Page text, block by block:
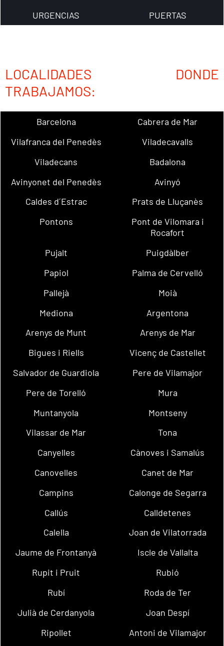
URGENCIAS
PUERTAS
LOCALIDADES DONDE
TRABAJAMOS:
Barcelona
Cabrera de Mar
Vilafranca del Penedès
Viladecavalls
Viladecans
Badalona
Avinyonet del Penedès
Avinyó
Caldes d´Estrac
Prats de Lluçanès
Pontons
Pont de Vilomara i
Rocafort
Pujalt
Puigdàlber
Papiol
Palma de Cervelló
Pallejà
Moià
Mediona
Argentona
Arenys de Munt
Arenys de Mar
Bigues i Riells
Vicenç de Castellet
Salvador de Guardiola
Pere de Vilamajor
Pere de Torelló
Mura
Muntanyola
Montseny
Vilassar de Mar
Tona
Canyelles
Cànoves i Samalús
Canovelles
Canet de Mar
Campins
Calonge de Segarra
Callús
Calldetenes
Calella
Joan de Vilatorrada
Jaume de Frontanyà
Iscle de Vallalta
Rupit i Pruit
Rubió
Rubí
Roda de Ter
Julià de Cerdanyola
Joan Despí
Ripollet
Antoni de Vilamajor